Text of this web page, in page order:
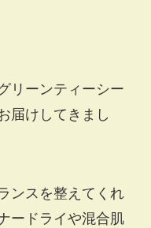
リーンティーシー
届けしてきまし
ンスを整えてくれ
ードライや混合肌